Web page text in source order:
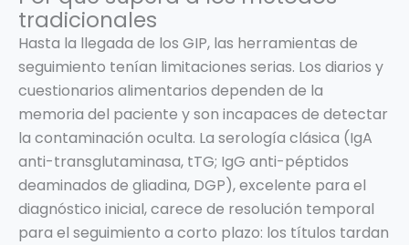
tradicionales
Hasta la llegada de los GIP, las herramientas de
seguimiento tenían limitaciones serias. Los diarios y
cuestionarios alimentarios dependen de la
memoria del paciente y son incapaces de detectar
la contaminación oculta. La serología clásica (IgA
anti-transglutaminasa, tTG; IgG anti-péptidos
deaminados de gliadina, DGP), excelente para el
diagnóstico inicial, carece de resolución temporal
para el seguimiento a corto plazo: los títulos tardan